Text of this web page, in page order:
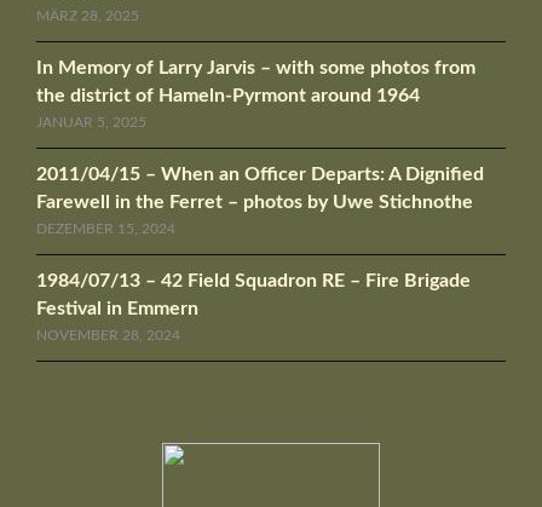
MÄRZ 28, 2025
In Memory of Larry Jarvis – with some photos from
the district of Hameln-Pyrmont around 1964
JANUAR 5, 2025
2011/04/15 – When an Officer Departs: A Dignified
Farewell in the Ferret – photos by Uwe Stichnothe
DEZEMBER 15, 2024
1984/07/13 – 42 Field Squadron RE – Fire Brigade
Festival in Emmern
NOVEMBER 28, 2024